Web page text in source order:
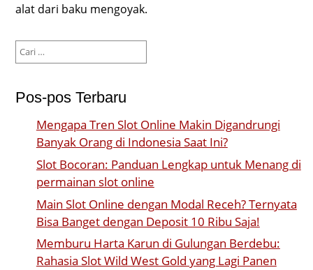
alat dari baku mengoyak.
untuk:
Pos-pos Terbaru
Mengapa Tren Slot Online Makin Digandrungi
Banyak Orang di Indonesia Saat Ini?
Slot Bocoran: Panduan Lengkap untuk Menang di
permainan slot online
Main Slot Online dengan Modal Receh? Ternyata
Bisa Banget dengan Deposit 10 Ribu Saja!
Memburu Harta Karun di Gulungan Berdebu:
Rahasia Slot Wild West Gold yang Lagi Panen